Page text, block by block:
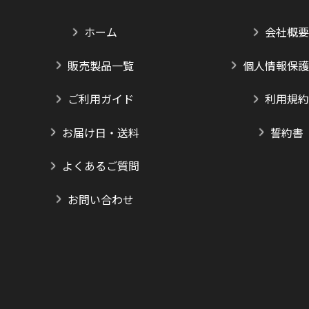
ホーム
販売製品一覧
ご利用ガイド
お届け日・送料
よくあるご質問
お問い合わせ
会社概要
個人情報保
利用規約
誓約書